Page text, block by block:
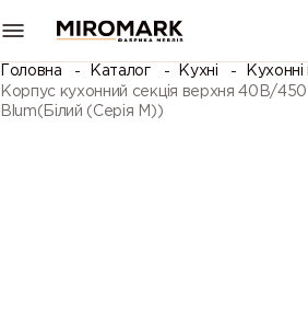
Головна Каталог Кухні
Корпус кухонний секцiя верхня 40В/450
Blum(Білий (Серія М))